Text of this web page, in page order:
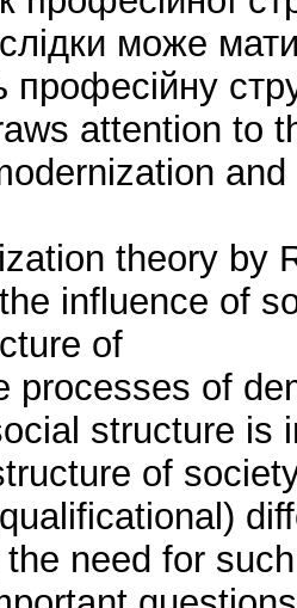
може
attention to
theory by
influence of
of
processes of
structure is
of
need for